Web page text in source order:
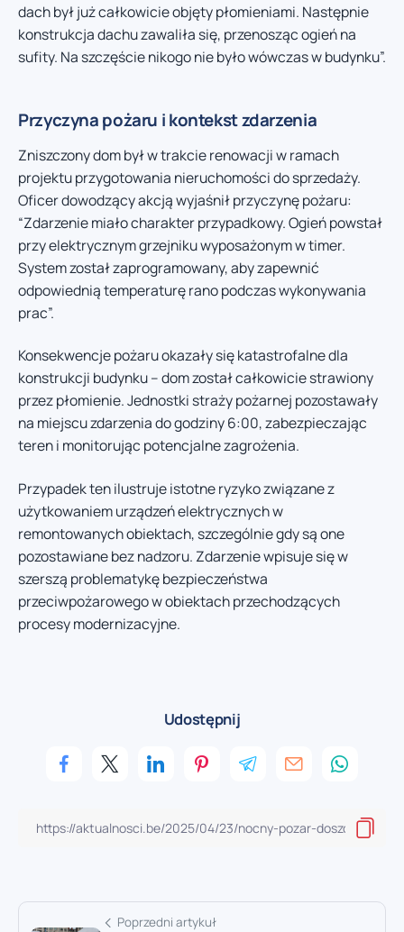
dach był już całkowicie objęty płomieniami. Następnie
konstrukcja dachu zawaliła się, przenosząc ogień na
sufity. Na szczęście nikogo nie było wówczas w budynku”.
Przyczyna pożaru i kontekst zdarzenia
Zniszczony dom był w trakcie renowacji w ramach
projektu przygotowania nieruchomości do sprzedaży.
Oficer dowodzący akcją wyjaśnił przyczynę pożaru:
“Zdarzenie miało charakter przypadkowy. Ogień powstał
przy elektrycznym grzejniku wyposażonym w timer.
System został zaprogramowany, aby zapewnić
odpowiednią temperaturę rano podczas wykonywania
prac”.
Konsekwencje pożaru okazały się katastrofalne dla
konstrukcji budynku – dom został całkowicie strawiony
przez płomienie. Jednostki straży pożarnej pozostawały
na miejscu zdarzenia do godziny 6:00, zabezpieczając
teren i monitorując potencjalne zagrożenia.
Przypadek ten ilustruje istotne ryzyko związane z
użytkowaniem urządzeń elektrycznych w
remontowanych obiektach, szczególnie gdy są one
pozostawiane bez nadzoru. Zdarzenie wpisuje się w
szerszą problematykę bezpieczeństwa
przeciwpożarowego w obiektach przechodzących
procesy modernizacyjne.
Udostępnij
Poprzedni artykuł